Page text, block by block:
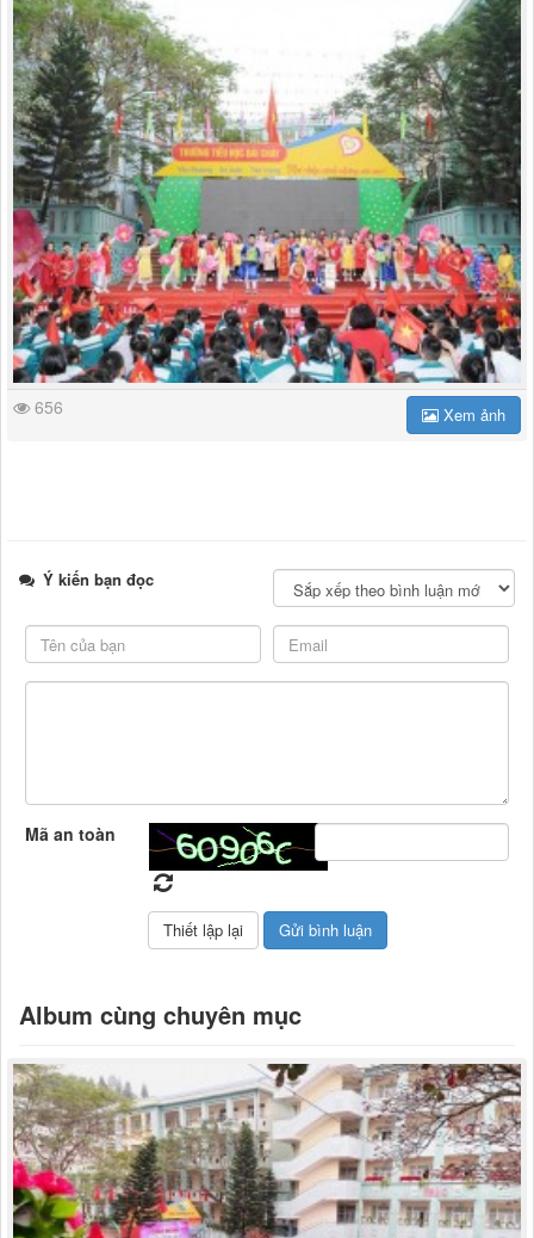
656 Xem ảnh
Ý kiến bạn đọc
Mã an toàn
Album cùng chuyên mục